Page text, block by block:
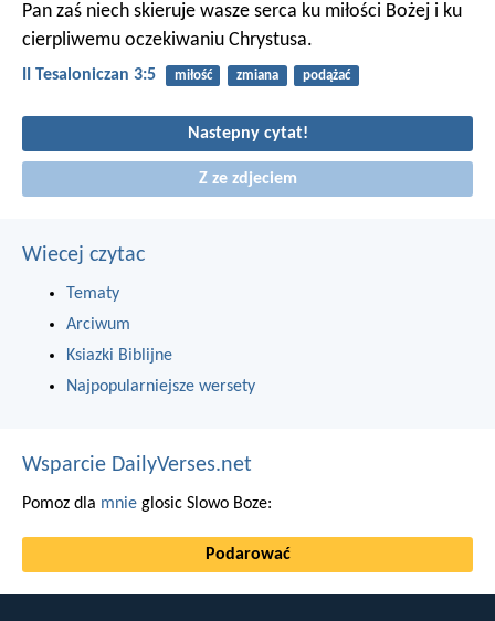
Pan zaś niech skieruje wasze serca ku miłości Bożej i ku
cierpliwemu oczekiwaniu Chrystusa.
II Tesaloniczan 3:5 miłość zmiana podążać
Nastepny cytat!
Z ze zdjeciem
Wiecej czytac
Tematy
Arciwum
Ksiazki Biblijne
Najpopularniejsze wersety
Wsparcie DailyVerses.net
Pomoz dla mnie glosic Slowo Boze:
Podarować